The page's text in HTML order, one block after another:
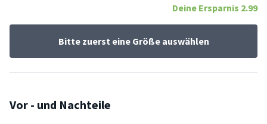
Deine Ersparnis 2.99
Bitte zuerst eine Größe auswählen
Vor - und Nachteile